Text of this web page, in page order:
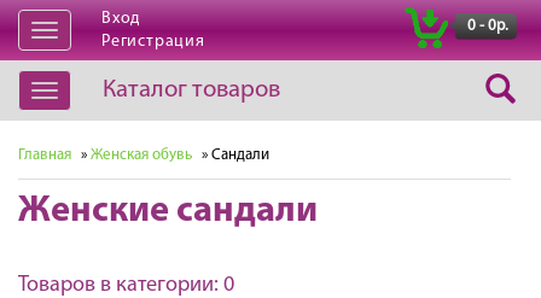
Открыть
навигацию
Вход
Регистрация
0 - 0р.
Открыть
навигацию
Каталог товаров
Главная » Женская обувь » Сандали
Женские сандали
Товаров в категории: 0